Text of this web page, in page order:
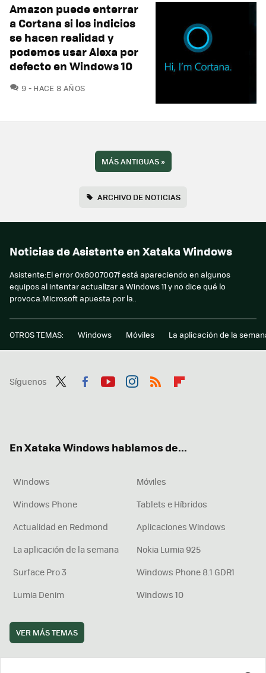
Amazon puede enterrar
a Cortana si los indicios
se hacen realidad y
podemos usar Alexa por
defecto en Windows 10
9 COMENTARIOS
HACE 8 AÑOS
MÁS ANTIGUAS»
ARCHIVO DE NOTICIAS
Noticias de Asistente en Xataka Windows
Asistente:El error 0x8007007f está apareciendo en algunos
equipos al intentar actualizar a Windows 11 y no dice qué lo
provoca.Microsoft apuesta por la..
OTROS TEMAS: Windows Móviles La aplicación de la
Síguenos
En Xataka Windows hablamos de...
Windows
Móviles
Windows Phone
Tablets e Híbridos
Actualidad en Redmond
Aplicaciones Windows
La aplicación de la semana
Nokia Lumia 925
Surface Pro 3
Windows Phone 8.1 GDR1
Lumia Denim
Windows 10
VER MÁS TEMAS